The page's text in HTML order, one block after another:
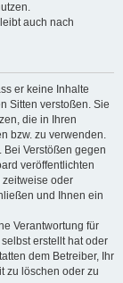
auch nach
er keine Inhalte
Sitten verstoßen. Sie
die in Ihren
bzw. zu verwenden.
Bei Verstößen gegen
veröffentlichten
zeitweise oder
und Ihnen ein
Verantwortung für
erstellt hat oder
dem Betreiber, Ihr
zu löschen oder zu